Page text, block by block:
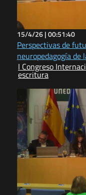
15/4/26 |00:51:40
Perspectivas de
neuropedagogía
I Congreso
escritura